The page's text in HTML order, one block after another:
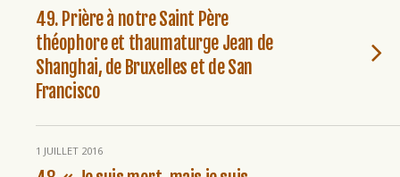
49. Prière à notre Saint Père
théophore et thaumaturge Jean de
Shanghai, de Bruxelles et de San
Francisco
1 JUILLET 2016